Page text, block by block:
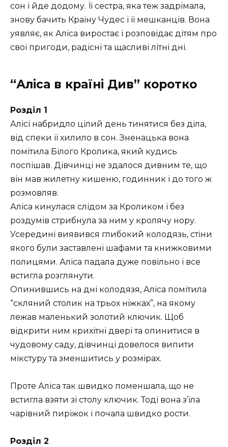
сон і йде додому. Її сестра, яка теж задрімала,
знову бачить Країну Чудес і її мешканців. Вона
уявляє, як Аліса виростає і розповідає дітям про
свої пригоди, радісні та щасливі літні дні.
“Аліса в країні Див” коротко
Розділ 1
Алісі набридло цілий день тинятися без діла,
від спеки її хилило в сон. Зненацька вона
помітила Білого Кролика, який кудись
поспішав. Дівчинці не здалося дивним те, що
він мав жилетну кишеню, годинник і до того ж
розмовляв.
Аліса кинулася слідом за Кроликом і без
роздумів стрибнула за ним у кролячу нору.
Усередині виявився глибокий колодязь, стіни
якого були заставлені шафами та книжковими
полицями. Аліса падала дуже повільно і все
встигла розглянути.
Опинившись на дні колодязя, Аліса помітила
“скляний столик на трьох ніжках”, на якому
лежав маленький золотий ключик. Щоб
відкрити ним крихітні двері та опинитися в
чудовому саду, дівчинці довелося випити
мікстуру та зменшитись у розмірах.
Проте Аліса так швидко поменшала, що не
встигла взяти зі столу ключик. Тоді вона з’їла
чарівний пиріжок і почала швидко рости.
Розділ 2